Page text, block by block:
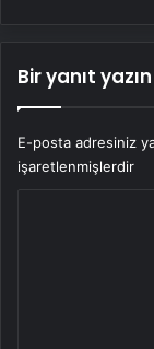
Bir yanıt yazın
E-posta adresiniz
işaretlenmişlerdir